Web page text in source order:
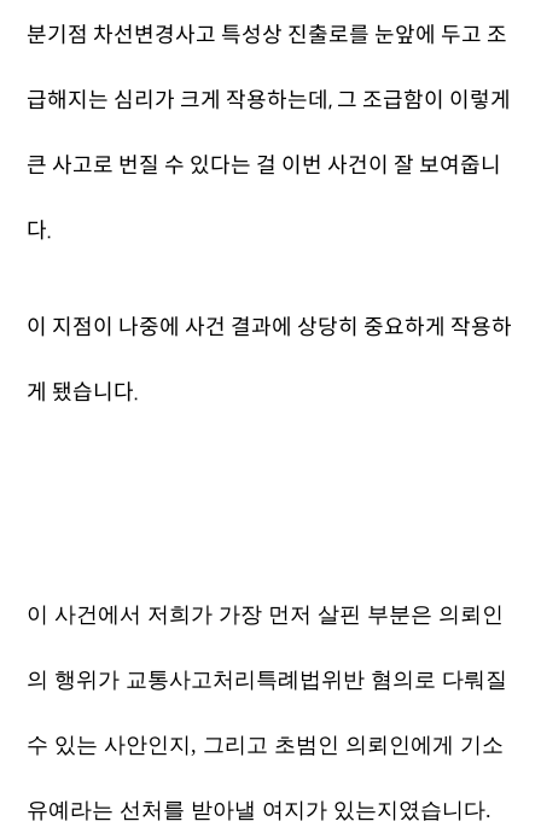
분기점 차선변경사고 특성상 진출로를 눈앞에 두고 조
급해지는 심리가 크게 작용하는데, 그 조급함이 이렇게
큰 사고로 번질 수 있다는 걸 이번 사건이 잘 보여줍니
다.
이 지점이 나중에 사건 결과에 상당히 중요하게 작용하
게 됐습니다.
이 사건에서 저희가 가장 먼저 살핀 부분은 의뢰인
의 행위가 교통사고처리특례법위반 혐의로 다뤄질
수 있는 사안인지, 그리고 초범인 의뢰인에게 기소
유예라는 선처를 받아낼 여지가 있는지였습니다.